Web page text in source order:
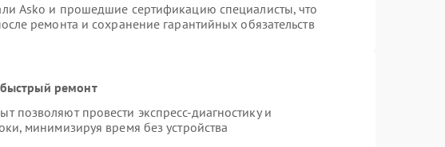
Asko и прошедшие сертификацию специалисты, что
ремонта и сохранение гарантийных обязательств
быстрый ремонт
позволяют провести экспресс-диагностику и
минимизируя время без устройства